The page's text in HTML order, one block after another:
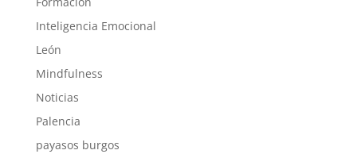
Inteligencia Emocional
León
Mindfulness
Noticias
Palencia
payasos burgos